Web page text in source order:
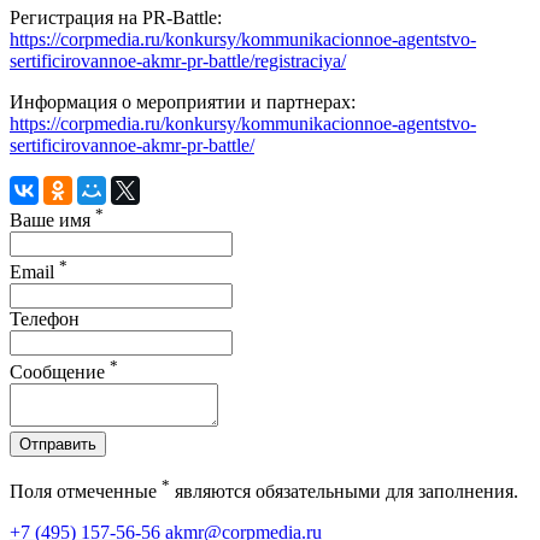
Регистрация на PR-Battle:
https://corpmedia.ru/konkursy/kommunikacionnoe-agentstvo-
sertificirovannoe-akmr-pr-battle/registraciya/
Информация о мероприятии и партнерах:
https://corpmedia.ru/konkursy/kommunikacionnoe-agentstvo-
sertificirovannoe-akmr-pr-battle/
Ваше имя *
Email *
Телефон
Сообщение *
Отправить
Поля отмеченные * являются обязательными для заполнения.
+7 (495) 157-56-56 akmr@corpmedia.ru